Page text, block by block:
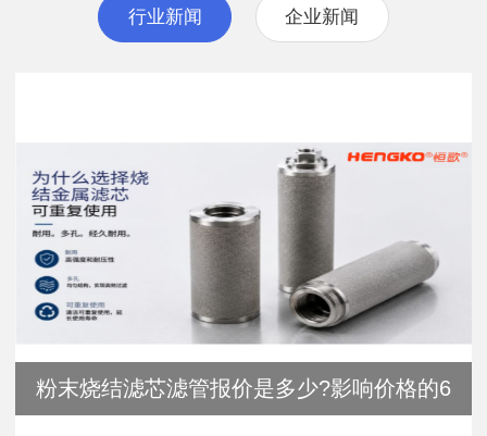
行业新闻 企业新闻
粉末烧结滤芯滤管报价是多少?影响价格的6